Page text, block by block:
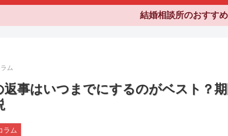
結婚相談所のおすす
ム
返事はいつまでにするのがベスト？
ラム